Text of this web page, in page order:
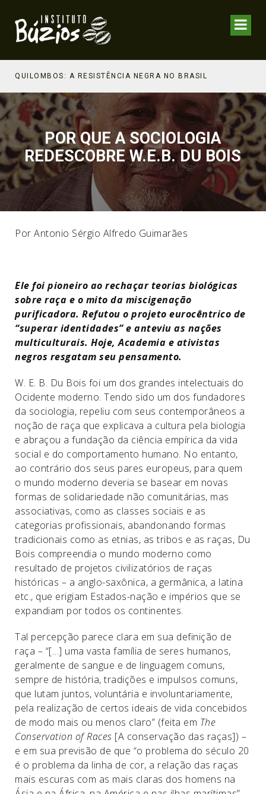
QUILOMBOS: A RESISTÊNCIA NEGRA NO BRASIL
POR QUE A SOCIOLOGIA
REDESCOBRE W.E.B. DU BOIS
Por Antonio Sérgio Alfredo Guimarães
Ele foi pioneiro ao rechaçar teorias biológicas
sobre raça e o mito da miscigenação
purificadora. Refutou o projeto eurocêntrico de
“superar identidades” e anteviu as nações
multiculturais. Hoje, Academia e ativistas
negros resgatam seu pensamento.
W. E. B. Du Bois foi um dos grandes intelectuais do
Ocidente moderno. Tendo sido um dos fundadores
da sociologia, repeliu com seus contemporâneos a
noção de raça que explicava a cultura pela biologia
e abraçou a fundação da ciência empírica da vida
social e do comportamento humano. No entanto,
ao contrário dos seus pares europeus, para quem
o mundo moderno deveria se basear em novas
formas de solidariedade não comunitárias, mas
associativas, como as classes sociais e as
categorias profissionais, abandonando formas
tradicionais como as etnias, as tribos e as raças, Du
Bois compreendia o mundo moderno como
resultado de projetos civilizatórios de raças
históricas – a anglo-saxônica, a germânica, a latina
etc., que erigiam Estados-nação e impérios que se
expandiam por todos os continentes.
Tal percepção parece clara em sua definição de
raça – “[…] uma vasta família de seres humanos,
geralmente de sangue e de linguagem comuns,
sempre de história, tradições e impulsos comuns,
que lutam juntos, voluntária e involuntariamente,
pela realização de certos ideais de vida concebidos
de modo mais ou menos claro” (feita em The
Conservation of Races [A conservação das raças]) –
e em sua previsão de que “o problema do século 20
é o problema da linha de cor, a relação das raças
mais escuras com as mais claras dos homens na